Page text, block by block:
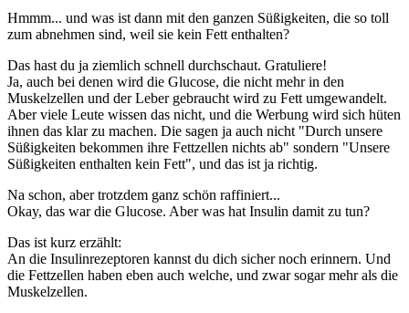
Hmmm... und was ist dann mit den ganzen Süßigkeiten, die so toll
zum abnehmen sind, weil sie kein Fett enthalten?
Das hast du ja ziemlich schnell durchschaut. Gratuliere!
Ja, auch bei denen wird die Glucose, die nicht mehr in den
Muskelzellen und der Leber gebraucht wird zu Fett umgewandelt.
Aber viele Leute wissen das nicht, und die Werbung wird sich hüten
ihnen das klar zu machen. Die sagen ja auch nicht "Durch unsere
Süßigkeiten bekommen ihre Fettzellen nichts ab" sondern "Unsere
Süßigkeiten enthalten kein Fett", und das ist ja richtig.
Na schon, aber trotzdem ganz schön raffiniert...
Okay, das war die Glucose. Aber was hat Insulin damit zu tun?
Das ist kurz erzählt:
An die Insulinrezeptoren kannst du dich sicher noch erinnern. Und
die Fettzellen haben eben auch welche, und zwar sogar mehr als die
Muskelzellen.